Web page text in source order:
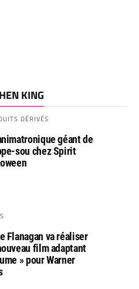
KING
DÉRIVÉS
géant de
sou chez Spirit
Flanagan va réaliser
film adaptant
» pour Warner